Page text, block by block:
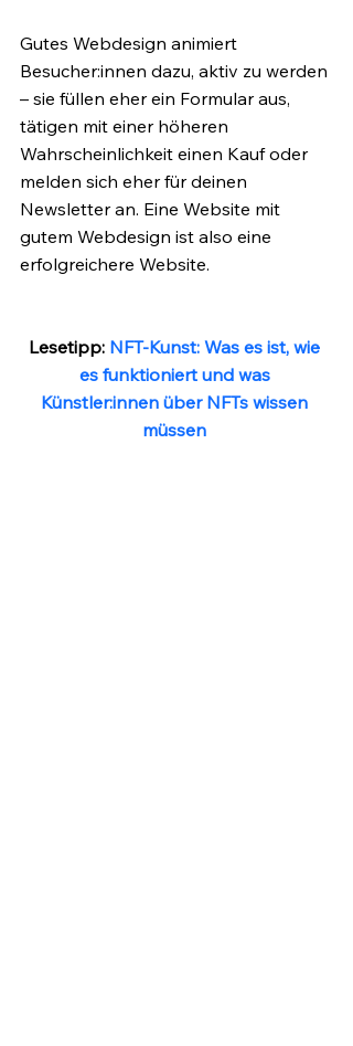
Gutes Webdesign animiert
Besucher:innen dazu, aktiv zu werden
– sie füllen eher ein Formular aus,
tätigen mit einer höheren
Wahrscheinlichkeit einen Kauf oder
melden sich eher für deinen
Newsletter an. Eine Website mit
gutem Webdesign ist also eine
erfolgreichere Website.
Lesetipp: NFT-Kunst: Was es ist, wie
es funktioniert und was
Künstler:innen über NFTs wissen
müssen